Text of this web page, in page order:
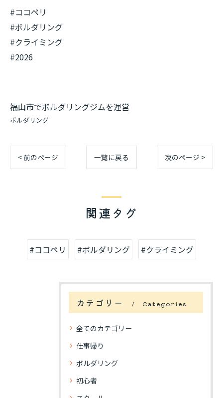
#ココペリ
#ボルダリング
#クライミング
#2026
福山市でボルダリングジムを運営
ボルダリング
< 前のページ 一覧に戻る 次のページ >
関連タグ
#ココペリ #ボルダリング #クライミング
カテゴリー Categories
全てのカテゴリー
仕事帰り
ボルダリング
初心者